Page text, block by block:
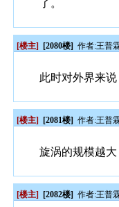
了。
[楼主] [2080楼] 作者:王普
此时对外界来
[楼主] [2081楼] 作者:王普
旋涡的规模越大
[楼主] [2082楼] 作者:王普